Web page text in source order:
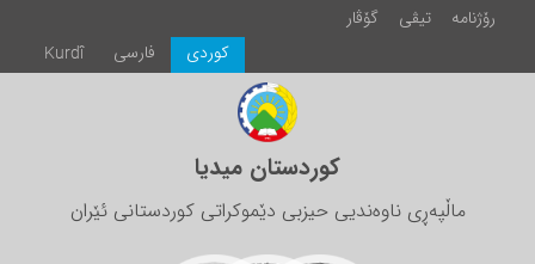
رۆژنامە تیڤی
گۆڤار
Kurdî
فارسی كوردی
کوردستان میدیا
ماڵپەڕی ناوەندیی حیزبی دێموکراتی کوردستانی ئێران